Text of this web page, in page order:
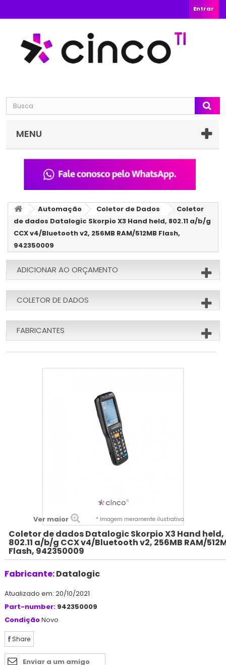
Entrar
MENU
Automação Coletor de Dados
Coletor
de dados Datalogic Skorpio X3 Hand held, 802.11 a/b/g
CCX v4/Bluetooth v2, 256MB RAM/512MB Flash,
942350009
ADICIONAR AO ORÇAMENTO
COLETOR DE DADOS
FABRICANTES
Ver maior * Imagem meramente ilustrativa
Coletor de dados Datalogic Skorpio X3 Hand held,
802.11 a/b/g CCX v4/Bluetooth v2, 256MB RAM/
Flash, 942350009
Fabricante:Datalogic
Atualizado em: 20/10/2021
Part-number: 942350009
CondiçãoNovo
Share
Enviar a um amigo